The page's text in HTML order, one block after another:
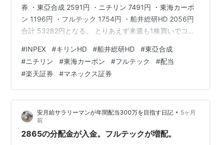
券 ・東亞合成 2591円 ・ニチリン 7491円 ・東海カーボ
ン 1196円 ・フルテック 1754円 ・船井総研HD 2056円
合計 53282円となる。 とりあえず来週も1株買いでコツ
る・・・ ランキング参加中不労所得 にほんブログ村
#INPEX #キリンHD #船井総研HD #東亞合成
#ニチリン #東海カーボン #フルテック #配当
#楽天証券 #マネックス証券
安月給サラリーマンが年間配当300万を目指す日記 • 5ヶ月
前
2865の分配金が入金。フルテックが増配。